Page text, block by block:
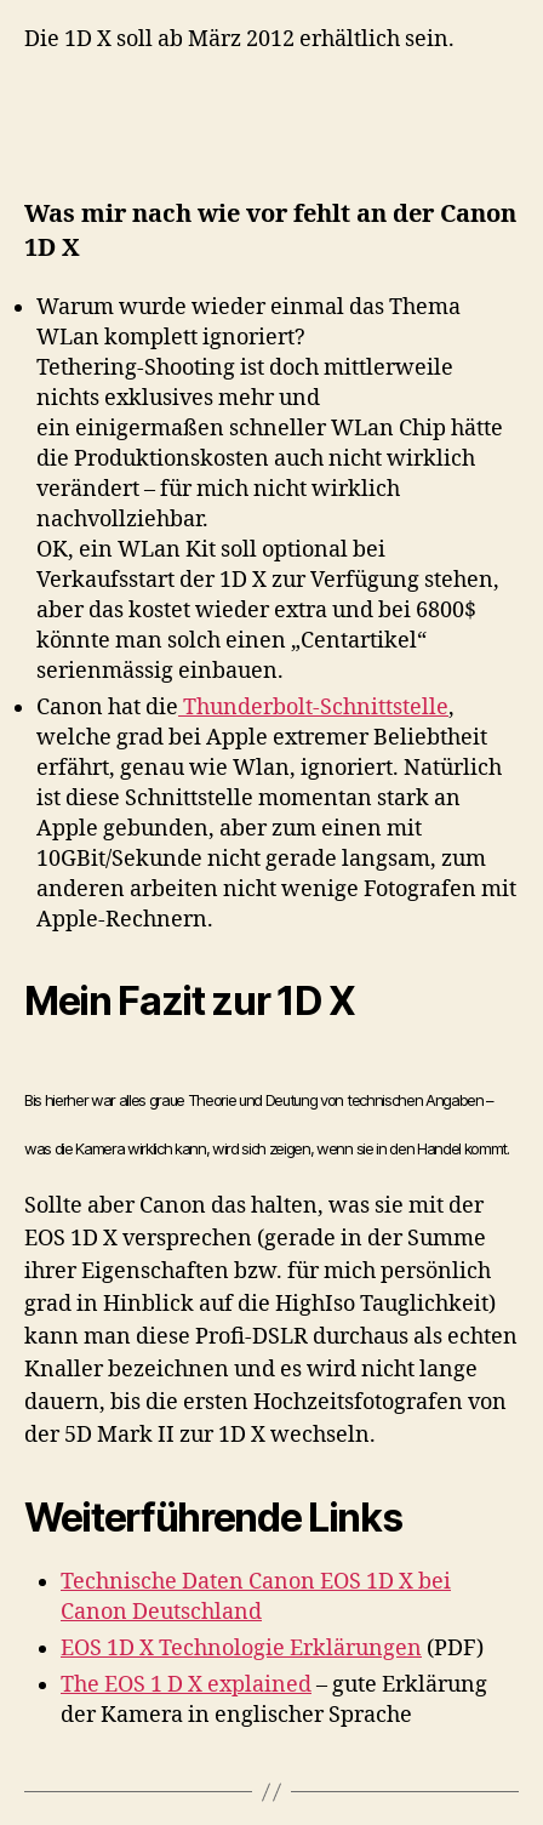
Die 1D X soll ab März 2012 erhältlich sein.
Was mir nach wie vor fehlt an der Canon
1D X
Warum wurde wieder einmal das Thema
WLan komplett ignoriert?
Tethering-Shooting ist doch mittlerweile
nichts exklusives mehr und
ein einigermaßen schneller WLan Chip hätte
die Produktionskosten auch nicht wirklich
verändert – für mich nicht wirklich
nachvollziehbar.
OK, ein WLan Kit soll optional bei
Verkaufsstart der 1D X zur Verfügung stehen,
aber das kostet wieder extra und bei 6800$
könnte man solch einen „Centartikel“
serienmässig einbauen.
Canon hat die Thunderbolt-Schnittstelle,
welche grad bei Apple extremer Beliebtheit
erfährt, genau wie Wlan, ignoriert. Natürlich
ist diese Schnittstelle momentan stark an
Apple gebunden, aber zum einen mit
10GBit/Sekunde nicht gerade langsam, zum
anderen arbeiten nicht wenige Fotografen mit
Apple-Rechnern.
Mein Fazit zur 1D X
Bis hierher war alles graue Theorie und Deutung von technischen Angaben –
was die Kamera wirklich kann, wird sich zeigen, wenn sie in den Handel kommt.
Sollte aber Canon das halten, was sie mit der
EOS 1D X versprechen (gerade in der Summe
ihrer Eigenschaften bzw. für mich persönlich
grad in Hinblick auf die HighIso Tauglichkeit)
kann man diese Profi-DSLR durchaus als echten
Knaller bezeichnen und es wird nicht lange
dauern, bis die ersten Hochzeitsfotografen von
der 5D Mark II zur 1D X wechseln.
Weiterführende Links
Technische Daten Canon EOS 1D X bei
Canon Deutschland
EOS 1D X Technologie Erklärungen (PDF)
The EOS 1 D X explained– gute Erklärung
der Kamera in englischer Sprache